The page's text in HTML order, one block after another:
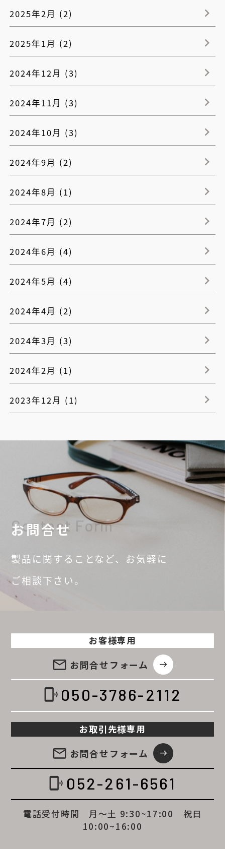
2025年2月 (2)
2025年1月 (2)
2024年12月 (3)
2024年11月 (3)
2024年10月 (3)
2024年9月 (2)
2024年8月 (1)
2024年7月 (2)
2024年6月 (4)
2024年5月 (4)
2024年4月 (2)
2024年3月 (3)
2024年2月 (1)
2023年12月 (1)
お問合せ
Contact Form
製品に関することなど、 お気軽に
ご相談下さい。
お客様専用
email お問合せフォーム east
phonelink_ring 050-3786-2112
お取引先様専用
email お問合せフォーム east
phonelink_ring 052-261-6561
電話受付時間 月～土 9:30~17:00 祝日
10:00~16:00